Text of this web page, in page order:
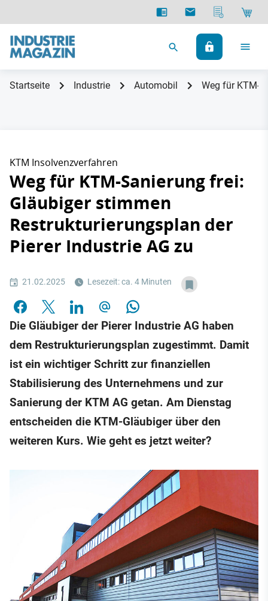
Startseite Industrie Automobil Weg für KTM-
KTM Insolvenzverfahren
Weg für KTM-Sanierung frei:
Gläubiger stimmen
Restrukturierungsplan der
Pierer Industrie AG zu
21.02.2025 Lesezeit: ca. 4 Minuten
Die Gläubiger der Pierer Industrie AG haben
dem Restrukturierungsplan zugestimmt. Damit
ist ein wichtiger Schritt zur finanziellen
Stabilisierung des Unternehmens und zur
Sanierung der KTM AG getan. Am Dienstag
entscheiden die KTM-Gläubiger über den
weiteren Kurs. Wie geht es jetzt weiter?